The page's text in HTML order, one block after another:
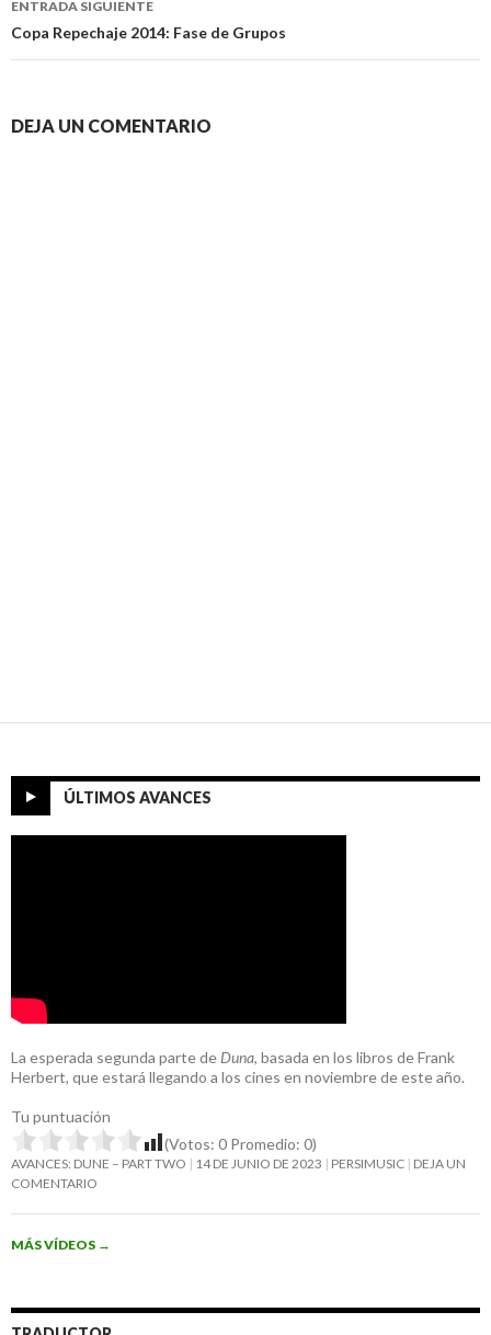
ENTRADA SIGUIENTE
Copa Repechaje 2014: Fase de Grupos
DEJA UN COMENTARIO
ÚLTIMOS AVANCES
La esperada segunda parte de Duna, basada en los libros de Frank
Herbert, que estará llegando a los cines en noviembre de este año.
Tu puntuación
(Votos: 0 Promedio: 0)
AVANCES: DUNE – PART TWO 14 DE JUNIO DE 2023 PERSIMUSIC DEJA UN
COMENTARIO
MÁS VÍDEOS →